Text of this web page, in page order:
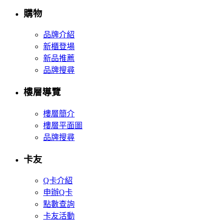
購物
品牌介紹
新櫃登場
新品推薦
品牌搜尋
樓層導覽
樓層簡介
樓層平面圖
品牌搜尋
卡友
Q卡介紹
申辦Q卡
點數查詢
卡友活動